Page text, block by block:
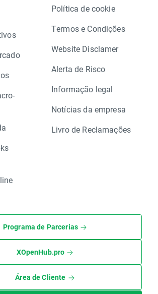
Política de cookie
Termos e Condições
Website Disclamer
Alerta de Risco
Informação legal
Notícias da empresa
Livro de Reclamações
Programa de Parcerias
XOpenHub.pro
Área de Cliente